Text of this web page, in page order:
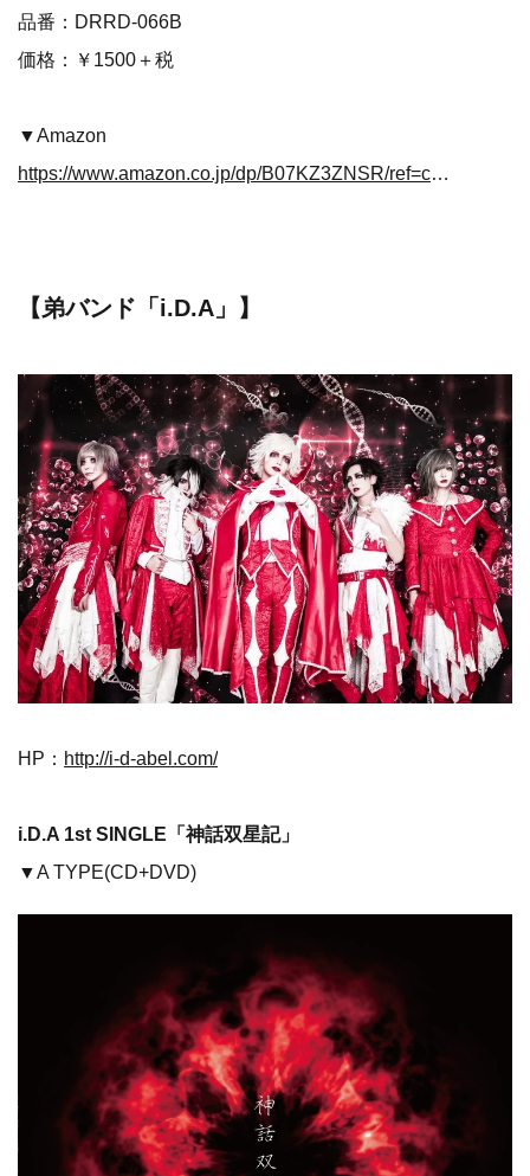
品番：DRRD-066B
価格：￥1500＋税
▼Amazon
【弟バンド「i.D.A」】
HP： http://i-d-abel.com/
i.D.A 1st SINGLE「神話双星記」
▼A TYPE(CD+DVD)